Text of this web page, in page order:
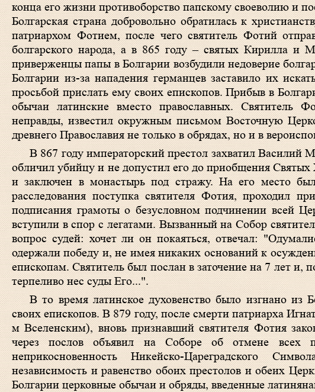
конца его жизни противоборство папскому своеволию и
Болгарская страна добровольно обратилась к
патриархом Фотием, после чего святитель Фотий
болгарского народа, а в 865 году – святых Кирилла и
приверженцы папы в Болгарии возбудили недоверие
Болгарии из-за нападения германцев заставило их
просьбой прислать ему своих епископов. Прибыв в
обычаи латинские вместо православных.
неправды, известил окружным письмом Восточную
древнего Православия не только в обрядах, но и в
В 867 году императорский престол захватил
обличил убийцу и не допустил его до приобщения
и заключен в монастырь под стражу. На его место
расследования поступка святителя Фотия, проходил
подписания грамоты о безусловном подчинении всей
вступили в спор с легатами. Вызванный на Собор
вопрос судей: хочет ли он покаяться, отвечал:
одержали победу и, не имея никаких оснований к
епископам. Святитель был послан в заточение на 7 лет и,
терпеливо нес суды Его...".
В то время латинское духовенство было изгнано из
своих епископов. В 879 году, после смерти патриарха
м Вселенским), вновь признавший святителя Фотия
через послов объявил на Соборе об отмене всех
неприкосновенность Никейско-Цареградского
независимость и равенство обоих престолов и обеих
Болгарии церковные обычаи и обряды, введенные